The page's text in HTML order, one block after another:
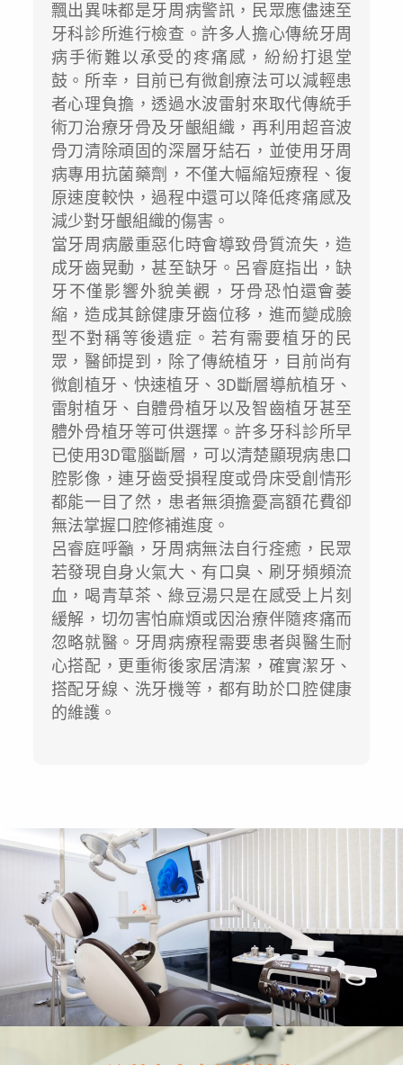
飄出異味都是牙周病警訊，民眾應儘速至
牙科診所進行檢查。許多人擔心傳統牙周
病手術難以承受的疼痛感，紛紛打退堂
鼓。所幸，目前已有微創療法可以減輕患
者心理負擔，透過水波雷射來取代傳統手
術刀治療牙骨及牙齦組織，再利用超音波
骨刀清除頑固的深層牙結石，並使用牙周
病專用抗菌藥劑，不僅大幅縮短療程、復
原速度較快，過程中還可以降低疼痛感及
減少對牙齦組織的傷害。
當牙周病嚴重惡化時會導致骨質流失，造
成牙齒晃動，甚至缺牙。呂睿庭指出，缺
牙不僅影響外貌美觀，牙骨恐怕還會萎
縮，造成其餘健康牙齒位移，進而變成臉
型不對稱等後遺症。若有需要植牙的民
眾，醫師提到，除了傳統植牙，目前尚有
微創植牙、快速植牙、3D斷層導航植牙、
雷射植牙、自體骨植牙以及智齒植牙甚至
體外骨植牙等可供選擇。許多牙科診所早
已使用3D電腦斷層，可以清楚顯現病患口
腔影像，連牙齒受損程度或骨床受創情形
都能一目了然，患者無須擔憂高額花費卻
無法掌握口腔修補進度。
呂睿庭呼籲，牙周病無法自行痊癒，民眾
若發現自身火氣大、有口臭、刷牙頻頻流
血，喝青草茶、綠豆湯只是在感受上片刻
緩解，切勿害怕麻煩或因治療伴隨疼痛而
忽略就醫。牙周病療程需要患者與醫生耐
心搭配，更重術後家居清潔，確實潔牙、
搭配牙線、洗牙機等，都有助於口腔健康
的維護。